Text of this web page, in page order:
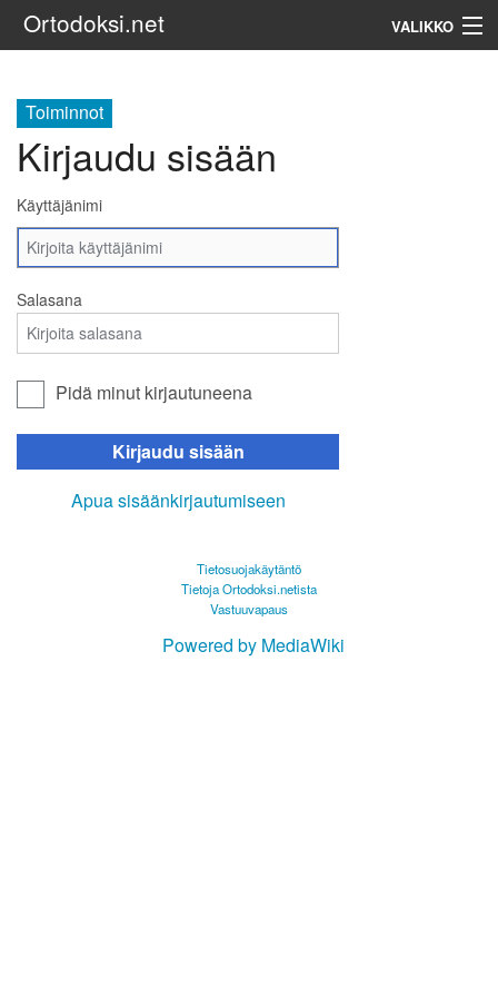
Ortodoksi.net VALIKKO
Toiminnot
Kirjaudu sisään
Käyttäjänimi
Salasana
Pidä minut kirjautuneena
Kirjaudu sisään
Apua sisäänkirjautumiseen
Tietosuojakäytäntö
Tietoja Ortodoksi.netista
Vastuuvapaus
Powered by MediaWiki